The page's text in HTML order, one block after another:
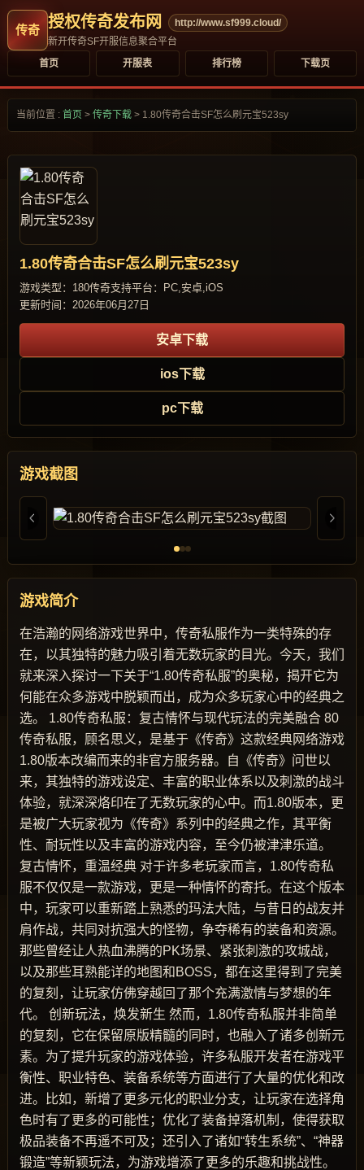
授权传奇发布网
http://www.sf999.cloud/
新开传奇SF开服信息聚合平台
首页
开服表 排行榜 下载页
当前位置 : 首页 > 传奇下载 > 1.80传奇合击SF怎么刷元宝523sy
1.80传奇合击SF怎么刷元宝523sy
游戏类型：180传奇支持平台：PC,安卓,iOS
更新时间：2026年06月27日
安卓下载
ios下载
pc下载
游戏截图
游戏简介
在浩瀚的网络游戏世界中，传奇私服作为一类特殊的存
在，以其独特的魅力吸引着无数玩家的目光。今天，我们
就来深入探讨一下关于“1.80传奇私服”的奥秘，揭开它为
何能在众多游戏中脱颖而出，成为众多玩家心中的经典之
选。 1.80传奇私服：复古情怀与现代玩法的完美融合 80
传奇私服，顾名思义，是基于《传奇》这款经典网络游戏
1.80版本改编而来的非官方服务器。自《传奇》问世以
来，其独特的游戏设定、丰富的职业体系以及刺激的战斗
体验，就深深烙印在了无数玩家的心中。而1.80版本，更
是被广大玩家视为《传奇》系列中的经典之作，其平衡
性、耐玩性以及丰富的游戏内容，至今仍被津津乐道。
复古情怀，重温经典 对于许多老玩家而言，1.80传奇私
服不仅仅是一款游戏，更是一种情怀的寄托。在这个版本
中，玩家可以重新踏上熟悉的玛法大陆，与昔日的战友并
肩作战，共同对抗强大的怪物，争夺稀有的装备和资源。
那些曾经让人热血沸腾的PK场景、紧张刺激的攻城战，
以及那些耳熟能详的地图和BOSS，都在这里得到了完美
的复刻，让玩家仿佛穿越回了那个充满激情与梦想的年
代。 创新玩法，焕发新生 然而，1.80传奇私服并非简单
的复刻，它在保留原版精髓的同时，也融入了诸多创新元
素。为了提升玩家的游戏体验，许多私服开发者在游戏平
衡性、职业特色、装备系统等方面进行了大量的优化和改
进。比如，新增了更多元化的职业分支，让玩家在选择角
色时有了更多的可能性；优化了装备掉落机制，使得获取
极品装备不再遥不可及；还引入了诸如“转生系统”、“神器
锻造”等新颖玩法，为游戏增添了更多的乐趣和挑战性。